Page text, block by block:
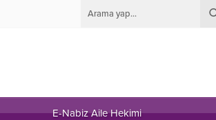
E-Nabiz Aile Hekimi